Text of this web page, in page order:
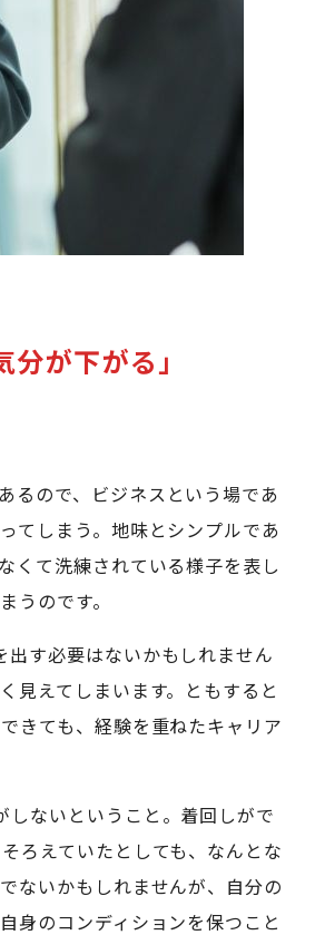
が下がる」
るので、ビジネスという場であ
てしまう。地味とシンプルであ
くて洗練されている様子を表し
うのです。
す必要はないかもしれません
見えてしまいます。ともすると
きても、経験を重ねたキャリア
ないということ。着回しがで
ろえていたとしても、なんとな
ないかもしれませんが、自分の
身のコンディションを保つこと